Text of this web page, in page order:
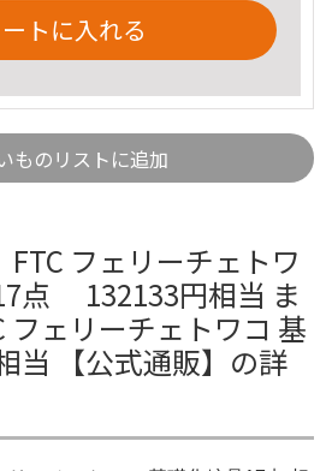
トに入れる
ものリストに追加
FTC フェリーチェトワ
点 132133円相当 ま
フェリーチェトワコ 基
当 【公式通販】の詳